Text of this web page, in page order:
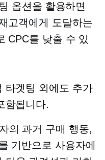
옵션을 활용하면
고객에게 도달하는
CPC를 낮출 수 있
타겟팅 외에도 추가
함됩니다.
의 과거 구매 행동,
기반으로 사용자에